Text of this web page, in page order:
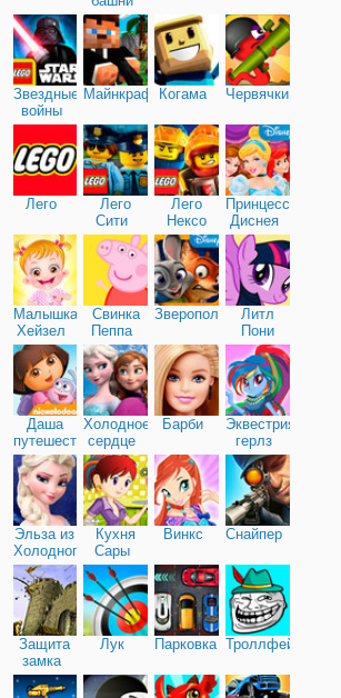
Звездные
войны
МайнкрафтКогама Червячки
Лего
Лего
Сити
Лего
Нексо
Найтс
Принцессы
Диснея
Малышка
Хейзел
Свинка
Пеппа
Зверополис
Литл
Пони
Дружба
Даша
путешественница
Холодное
сердце
Барби
Эквестрия
герлз
Эльза из
Холодного
сердца
Кухня
Сары
Винкс Снайпер
Защита
замка
Лук Парковка Троллфейс